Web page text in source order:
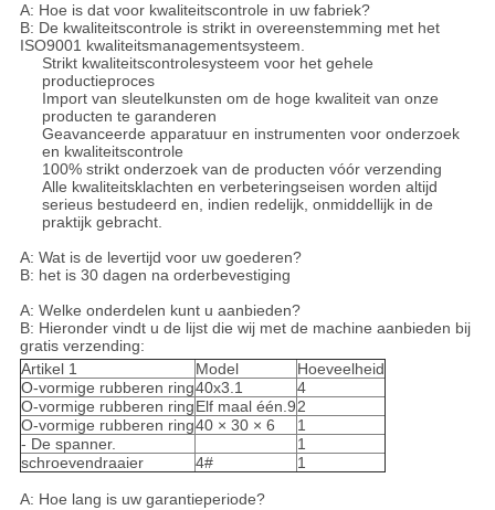
A: Hoe is dat voor kwaliteitscontrole in uw fabriek?
B: De kwaliteitscontrole is strikt in overeenstemming met het
ISO9001 kwaliteitsmanagementsysteem.
Strikt kwaliteitscontrolesysteem voor het gehele
productieproces
Import van sleutelkunsten om de hoge kwaliteit van onze
producten te garanderen
Geavanceerde apparatuur en instrumenten voor onderzoek
en kwaliteitscontrole
100% strikt onderzoek van de producten vóór verzending
Alle kwaliteitsklachten en verbeteringseisen worden altijd
serieus bestudeerd en, indien redelijk, onmiddellijk in de
praktijk gebracht.
A: Wat is de levertijd voor uw goederen?
B: het is 30 dagen na orderbevestiging
A: Welke onderdelen kunt u aanbieden?
B: Hieronder vindt u de lijst die wij met de machine aanbieden bij
gratis verzending:
Artikel 1
Model
Hoeveelheid
O-vormige rubberen ring40x3.1
4
O-vormige rubberen ringElf maal één.92
O-vormige rubberen ring40 × 30 × 6
1
- De spanner.
1
schroevendraaier
4# 1
A: Hoe lang is uw garantieperiode?